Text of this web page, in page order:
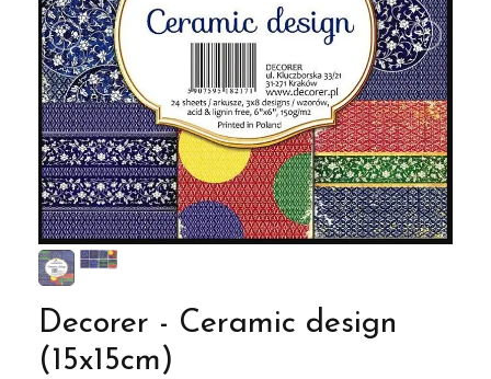
Decorer - Ceramic design
(15x15cm)